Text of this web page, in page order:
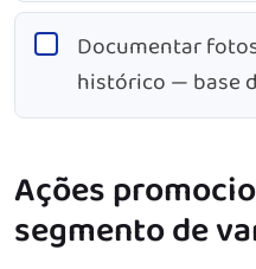
Documentar
histórico — base
Ações
segmento de